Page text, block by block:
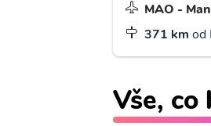
MAO -
371 km od
Vše,